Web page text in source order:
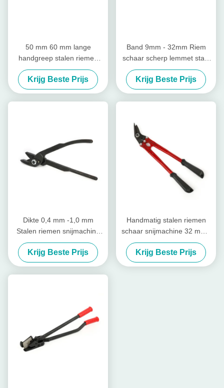
50 mm 60 mm lange
handgreep stalen riemen
cutter riemen schaar 32 mm
riem
Krijg Beste Prijs
Band 9mm - 32mm Riem
schaar scherp lemmet staal
riem snijmachine
Krijg Beste Prijs
Dikte 0,4 mm -1,0 mm
Stalen riemen snijmachine
gereedschap riemen schaar
9 - 32 mm band
Krijg Beste Prijs
Handmatig stalen riemen
schaar snijmachine 32 mm -
40 mm riemen apparatuur
Krijg Beste Prijs